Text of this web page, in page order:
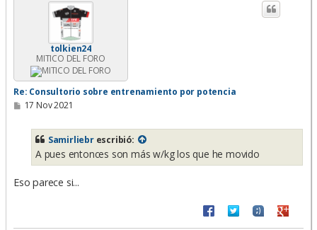
tolkien24
MITICO DEL FORO
Re: Consultorio sobre entrenamiento por potencia
M17 Nov 2021
Samirliebrescribió:
A pues entonces son más w/kg los que he movido
Eso parece si...